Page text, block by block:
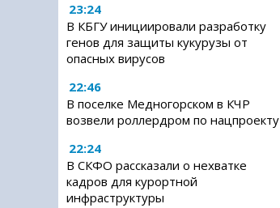
23:24
В КБГУ инициировали разработку
генов для защиты кукурузы от
опасных вирусов
22:46
В поселке Медногорском в КЧР
возвели роллердром по нацпроекту
22:24
В СКФО рассказали о нехватке
кадров для курортной
инфраструктуры